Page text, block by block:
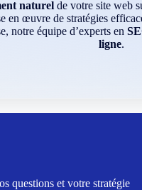
naturel de votre site web
en œuvre de stratégies
notre équipe d’experts en
ligne.
questions et votre stratégie